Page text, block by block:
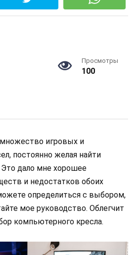
Просмотры
100
игровых и
постоянно желая найти
дало мне хорошее
и недостатков обоих
определиться с выбором,
мое руководство. Облегчит
компьютерного кресла.